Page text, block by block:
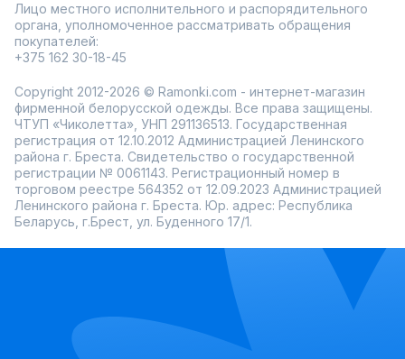
Лицо местного исполнительного и распорядительного
органа, уполномоченное рассматривать обращения
покупателей:
+375 162 30-18-45
Copyright 2012-2026 © Ramonki.com - интернет-магазин
фирменной белорусской одежды. Все права защищены.
ЧТУП «Чиколетта», УНП 291136513. Государственная
регистрация от 12.10.2012 Администрацией Ленинского
района г. Бреста. Свидетельство о государственной
регистрации № 0061143. Регистрационный номер в
торговом реестре 564352 от 12.09.2023 Администрацией
Ленинского района г. Бреста. Юр. адрес: Республика
Беларусь, г.Брест, ул. Буденного 17/1.